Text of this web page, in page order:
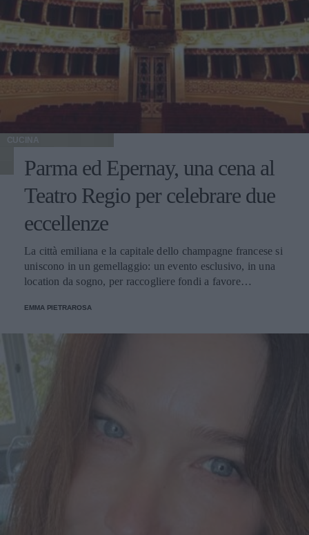
CUCINA
Parma ed Epernay, una cena al
Teatro Regio per celebrare due
eccellenze
La città emiliana e la capitale dello champagne francese si
uniscono in un gemellaggio: un evento esclusivo, in una
location da sogno, per raccogliere fondi a favore
EMMA PIETRAROSA